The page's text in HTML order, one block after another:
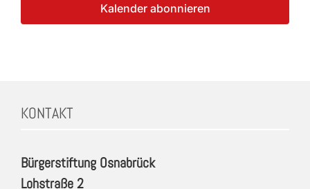
Kalender abonnieren
KONTAKT
Bürgerstiftung Osnabrück
Lohstraße 2